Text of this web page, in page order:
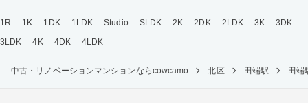
1R 1K 1DK 1LDK Studio SLDK 2K 2DK 2LDK 3K
3DK
3LDK
4K 4DK 4LDK
中古・リノベーションマンションならcowcamo 北区 田端駅 田端